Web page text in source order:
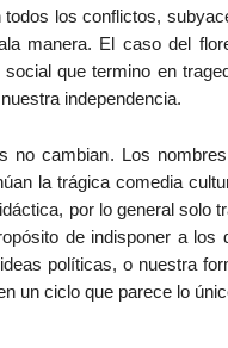
todos los conflictos,
manera. El caso del
que termino en
independencia.
no cambian. Los
la trágica comedia
por lo general solo
de indisponer a
políticas, o nuestra
un ciclo que parece lo